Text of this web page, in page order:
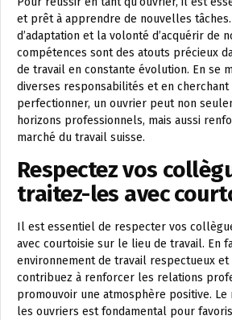
et prêt à apprendre de nouvelles tâches.
d’adaptation et la volonté d’acquérir de
compétences sont des atouts précieux
de travail en constante évolution. En se
diverses responsabilités et en cherchant
perfectionner, un ouvrier peut non
horizons professionnels, mais aussi
marché du travail suisse.
Respectez vos
traitez-les avec
Il est essentiel de respecter vos
avec courtoisie sur le lieu de travail. En
environnement de travail respectueux
contribuez à renforcer les relations
promouvoir une atmosphère positive.
les ouvriers est fondamental pour